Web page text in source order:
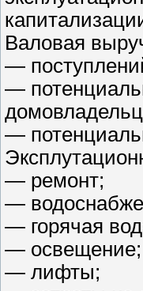
Валовая
—
—
—
— ремонт;
—
— горячая
— освещение;
— лифты;